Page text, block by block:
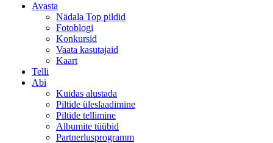
Avasta
Nädala Top pildid
Fotoblogi
Konkursid
Vaata kasutajaid
Kaart
Telli
Abi
Kuidas alustada
Piltide üleslaadimine
Piltide tellimine
Albumite tüübid
Partnerlusprogramm